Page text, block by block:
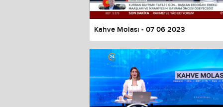
Kahve Molası - 07 06 2023